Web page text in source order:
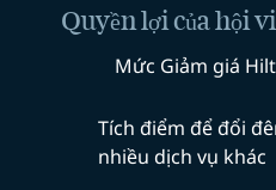
Quyền lợi của hội
Mức Giảm giá
Tích điểm để đổi
nhiều dịch vụ khác